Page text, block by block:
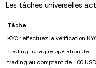
Les tâches universelles
Tâche
KYC : effectuez la vérification
Trading : chaque opération de
trading au comptant de 100